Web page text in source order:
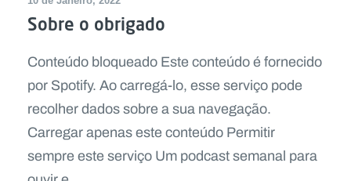
Sobre o obrigado
Conteúdo bloqueado Este conteúdo é fornecido
por Spotify. Ao carregá-lo, esse serviço pode
recolher dados sobre a sua navegação.
Carregar apenas este conteúdo Permitir
sempre este serviço Um podcast semanal para